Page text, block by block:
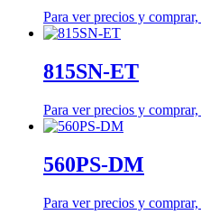
Para ver precios y comprar,
815SN-ET
Para ver precios y comprar,
560PS-DM
Para ver precios y comprar,